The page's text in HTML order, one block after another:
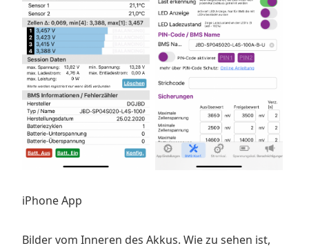
iPhone App
Bilder vom Inneren des Akkus. Wie zu sehen ist,